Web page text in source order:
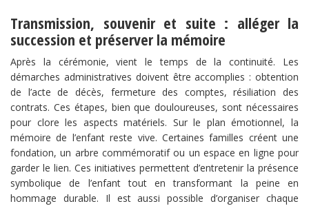
Transmission, souvenir et suite : alléger la
succession et préserver la mémoire
Après la cérémonie, vient le temps de la continuité. Les
démarches administratives doivent être accomplies : obtention
de l’acte de décès, fermeture des comptes, résiliation des
contrats. Ces étapes, bien que douloureuses, sont nécessaires
pour clore les aspects matériels. Sur le plan émotionnel, la
mémoire de l’enfant reste vive. Certaines familles créent une
fondation, un arbre commémoratif ou un espace en ligne pour
garder le lien. Ces initiatives permettent d’entretenir la présence
symbolique de l’enfant tout en transformant la peine en
hommage durable. Il est aussi possible d’organiser chaque